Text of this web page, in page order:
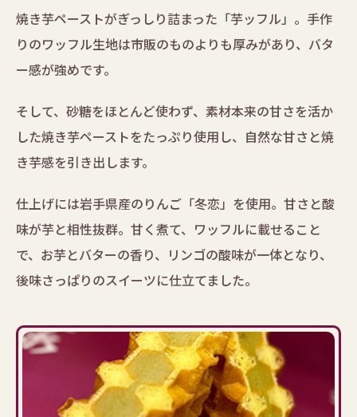
焼き芋ペーストがぎっしり詰まった「芋ッフル」。手作
りのワッフル生地は市販のものよりも厚みがあり、バタ
ー感が強めです。
そして、砂糖をほとんど使わず、素材本来の甘さを活か
した焼き芋ペーストをたっぷり使用し、自然な甘さと焼
き芋感を引き出します。
仕上げには岩手県産のりんご「冬恋」を使用。甘さと酸
味が芋と相性抜群。甘く煮て、ワッフルに載せること
で、お芋とバターの香り、リンゴの酸味が一体となり、
後味さっぱりのスイーツに仕立てました。